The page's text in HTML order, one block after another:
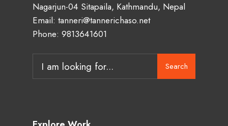
Nagarjun-04 Sitapaila, Kathmandu, Nepal
Email: tanneri@tannerichaso.net
Phone: 9813641601
for:
Search